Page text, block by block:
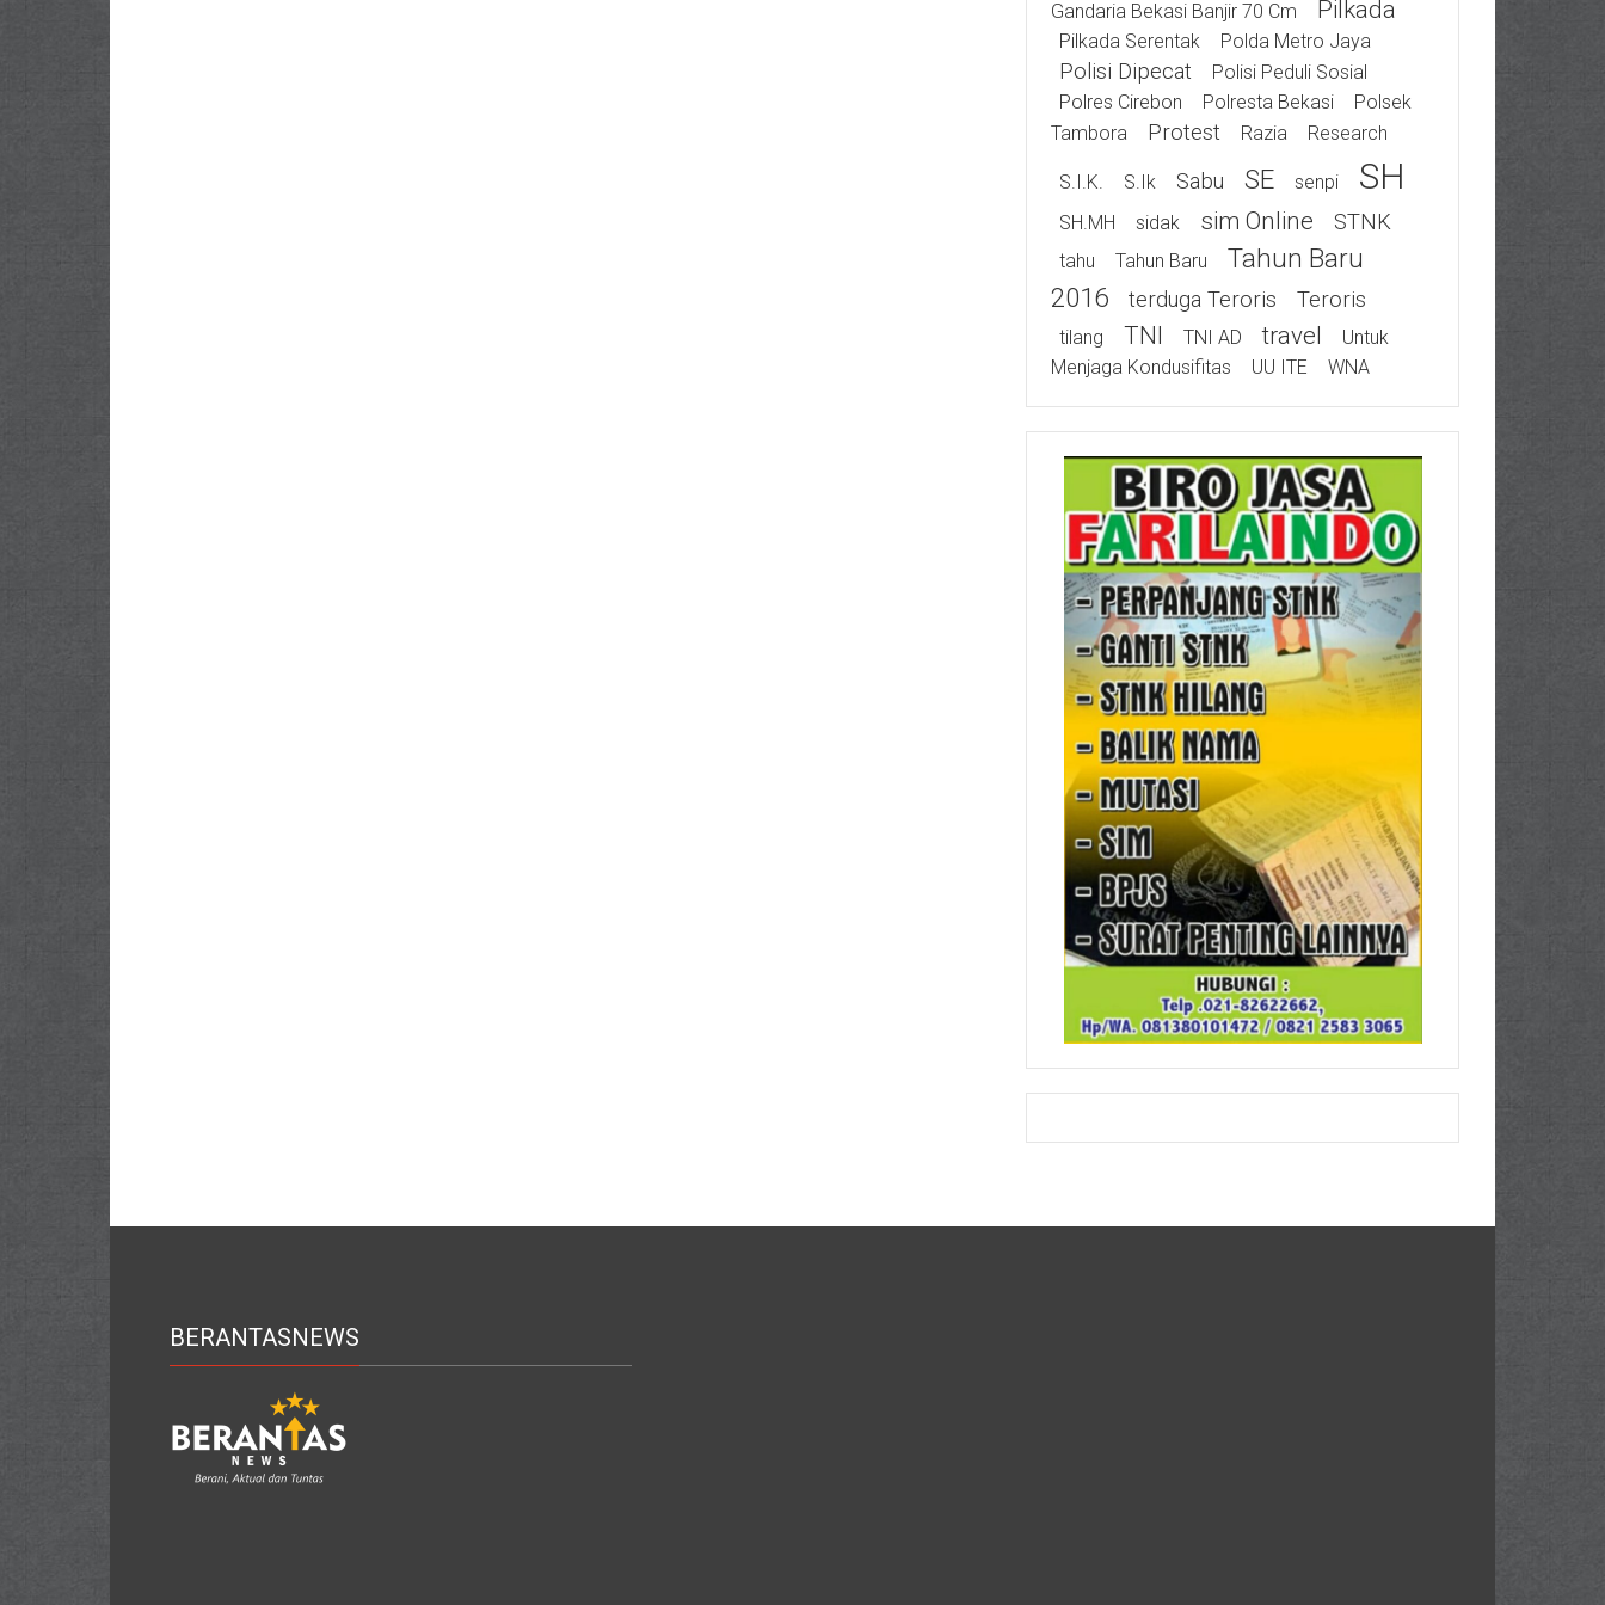
Gandaria Bekasi Banjir 70 Cm
Pilkada
Pilkada Serentak Polda Metro Jaya
Polisi Dipecat
Polisi Peduli Sosial
Polres Cirebon
Polresta Bekasi
Polsek
Tambora
Protest Razia Research
S.I.K. S.Ik Sabu SE Senpi SH
SH.MH Sidak Sim Online STNK
Tahu Tahun Baru
Tahun Baru
2016
Terduga Teroris Teroris
Tilang TNI TNI AD Travel
Untuk
Menjaga Kondusifitas
UU ITE WNA
BERANTASNEWS